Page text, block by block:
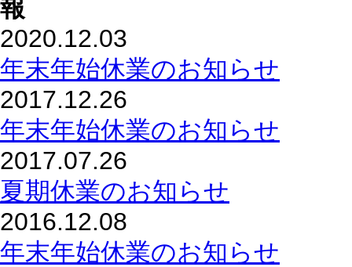
2020.12.03
年末年始休業のお知らせ
2017.12.26
年末年始休業のお知らせ
2017.07.26
夏期休業のお知らせ
2016.12.08
年末年始休業のお知らせ